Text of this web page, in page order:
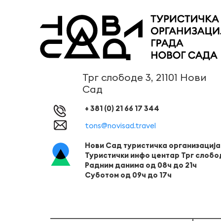
Трг слободе 3, 21101 Нови
Сад
+ 381 (0) 21 66 17 344
tons@novisad.travel
Нови Сад туристичка организација
Туристички инфо центар Трг
Радним данима од 08ч до 21ч
Суботом од 09ч до 17ч